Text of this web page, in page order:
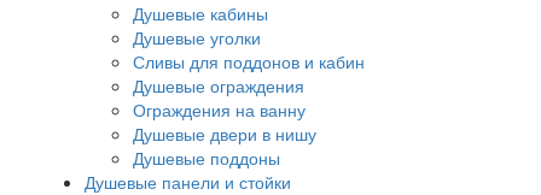
Душевые кабины
Душевые уголки
Сливы для поддонов и кабин
Душевые ограждения
Ограждения на ванну
Душевые двери в нишу
Душевые поддоны
Душевые панели и стойки